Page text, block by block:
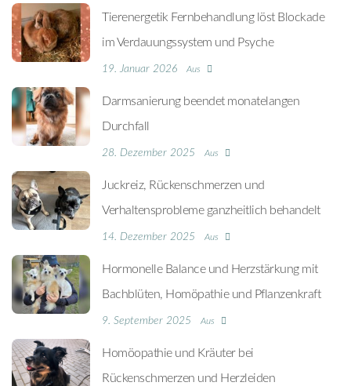
Tierenergetik Fernbehandlung löst Blockade
im Verdauungssystem und Psyche
19. Januar 2026 Aus
Darmsanierung beendet monatelangen
Durchfall
28. Dezember 2025 Aus
Juckreiz, Rückenschmerzen und
Verhaltensprobleme ganzheitlich behandelt
14. Dezember 2025 Aus
Hormonelle Balance und Herzstärkung mit
Bachblüten, Homöpathie und Pflanzenkraft
9. September 2025 Aus
Homöopathie und Kräuter bei
Rückenschmerzen und Herzleiden